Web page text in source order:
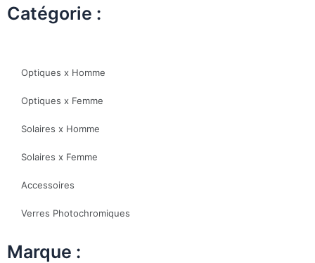
Catégorie :
Optiques x Homme
Optiques x Femme
Solaires x Homme
Solaires x Femme
Accessoires
Verres Photochromiques
Marque :